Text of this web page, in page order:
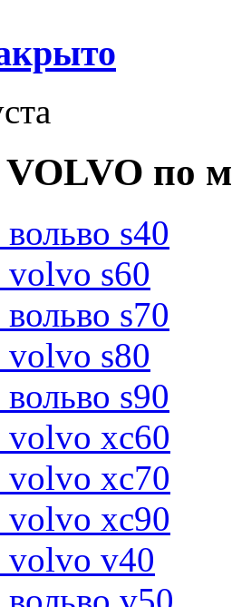
VOLVO по
вольво s40
volvo s60
вольво s70
volvo s80
вольво s90
volvo xc60
volvo xc70
volvo xc90
volvo v40